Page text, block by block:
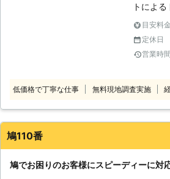
トによ
でお困
起こし
フンの悪
す厄介な
まいます。 【ハトの駆除はお任せ下さい】 こうしたハト被害で
合は、当
しまうと
より、何
て、徹底
不要と
は、スタ
目安料金
定休日
営業時間
低価格で丁寧な仕事 無料現地調査実施
鳩110番
鳩でお困りのお客様にスピーディーに対